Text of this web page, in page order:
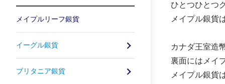
メイプルリーフ銀貨
イーグル銀貨
ブリタニア銀貨
ひとつひとつ
メイプル銀貨
カナダ王室造
裏面にはメイ
メイプル銀貨